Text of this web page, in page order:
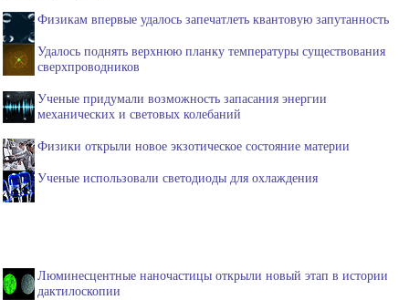
Физикам впервые удалось запечатлеть квантовую запутанность
Удалось поднять верхнюю планку температуры существования
сверхпроводников
Ученые придумали возможность запасания энергии
механических и световых колебаний
Физики открыли новое экзотическое состояние материи
Ученые использовали светодиоды для охлаждения
Люминесцентные наночастицы открыли новый этап в истории
дактилоскопии